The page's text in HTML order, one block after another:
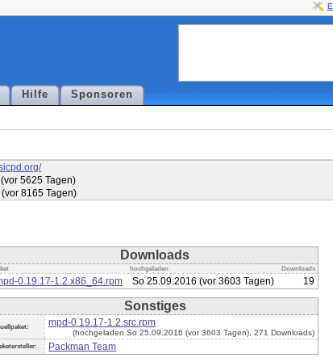
Hilfe Sponsoren
5625 Tagen)
8165 Tagen)
Downloads
hochgeladen Downloads
0.19.17-1.2.x86_64.rpm So 25.09.2016 (vor 3603 Tagen) 19
Sonstiges
mpd-0.19.17-1.2.src.rpm
(hochgeladen So 25.09.2016 (vor 3603 Tagen), 271 Downloads)
Packman Team